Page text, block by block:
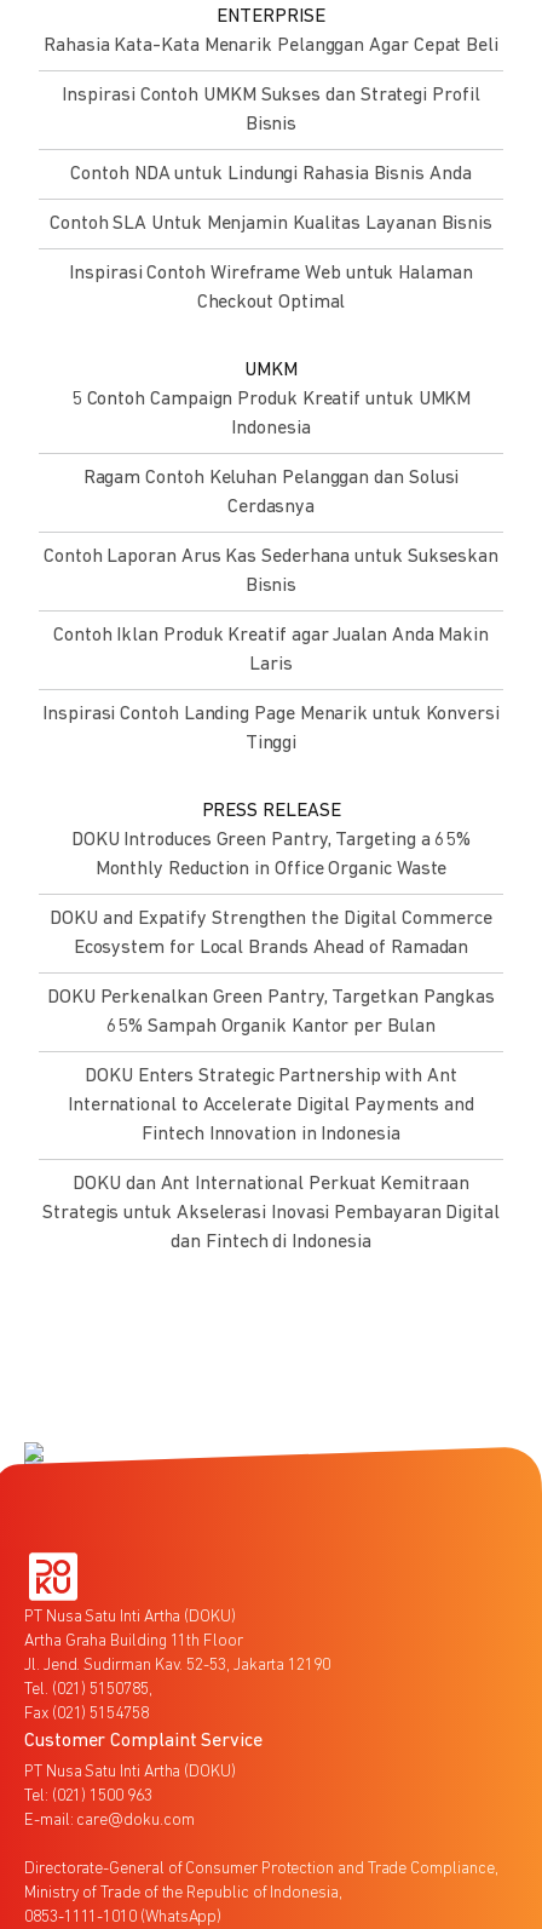
ENTERPRISE
Rahasia Kata-Kata Menarik Pelanggan Agar Cepat Beli
Inspirasi Contoh UMKM Sukses dan Strategi Profil
Bisnis
Contoh NDA untuk Lindungi Rahasia Bisnis Anda
Contoh SLA Untuk Menjamin Kualitas Layanan Bisnis
Inspirasi Contoh Wireframe Web untuk Halaman
Checkout Optimal
UMKM
5 Contoh Campaign Produk Kreatif untuk UMKM
Indonesia
Ragam Contoh Keluhan Pelanggan dan Solusi
Cerdasnya
Contoh Laporan Arus Kas Sederhana untuk Sukseskan
Bisnis
Contoh Iklan Produk Kreatif agar Jualan Anda Makin
Laris
Inspirasi Contoh Landing Page Menarik untuk Konversi
Tinggi
PRESS RELEASE
DOKU Introduces Green Pantry, Targeting a 65%
Monthly Reduction in Office Organic Waste
DOKU and Expatify Strengthen the Digital Commerce
Ecosystem for Local Brands Ahead of Ramadan
DOKU Perkenalkan Green Pantry, Targetkan Pangkas
65% Sampah Organik Kantor per Bulan
DOKU Enters Strategic Partnership with Ant
International to Accelerate Digital Payments and
Fintech Innovation in Indonesia
DOKU dan Ant International Perkuat Kemitraan
Strategis untuk Akselerasi Inovasi Pembayaran Digital
dan Fintech di Indonesia
PT Nusa Satu Inti Artha (DOKU)
Artha Graha Building 11th Floor
Jl. Jend. Sudirman Kav. 52-53, Jakarta 12190
Tel. (021) 5150785,
Fax (021) 5154758
Customer Complaint Service
PT Nusa Satu Inti Artha (DOKU)
Tel: (021) 1500 963
E-mail: care@doku.com
Directorate-General of Consumer Protection and Trade Compliance,
Ministry of Trade of the Republic of Indonesia,
0853-1111-1010 (WhatsApp)